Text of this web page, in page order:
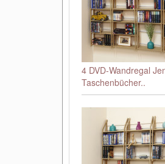
4 DVD-Wandregal
Taschenbücher..